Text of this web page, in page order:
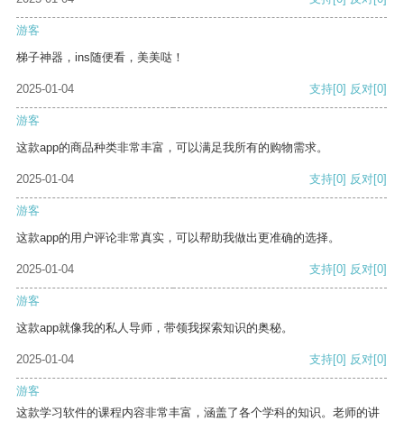
游客
梯子神器，ins随便看，美美哒！
2025-01-04 支持[0] 反对[0]
游客
这款app的商品种类非常丰富，可以满足我所有的购物需求。
2025-01-04 支持[0] 反对[0]
游客
这款app的用户评论非常真实，可以帮助我做出更准确的选择。
2025-01-04 支持[0] 反对[0]
游客
这款app就像我的私人导师，带领我探索知识的奥秘。
2025-01-04 支持[0] 反对[0]
游客
这款学习软件的课程内容非常丰富，涵盖了各个学科的知识。老师的讲